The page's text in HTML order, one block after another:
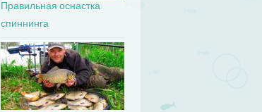
Правильная оснастка
спиннинга